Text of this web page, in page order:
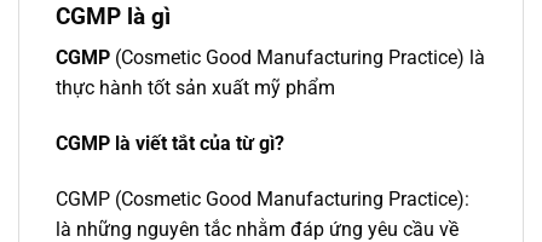
CGMP là gì
CGMP (Cosmetic Good Manufacturing Practice) là
thực hành tốt sản xuất mỹ phẩm
CGMP là viết tắt của từ gì?
CGMP (Cosmetic Good Manufacturing Practice):
là những nguyên tắc nhằm đáp ứng yêu cầu về